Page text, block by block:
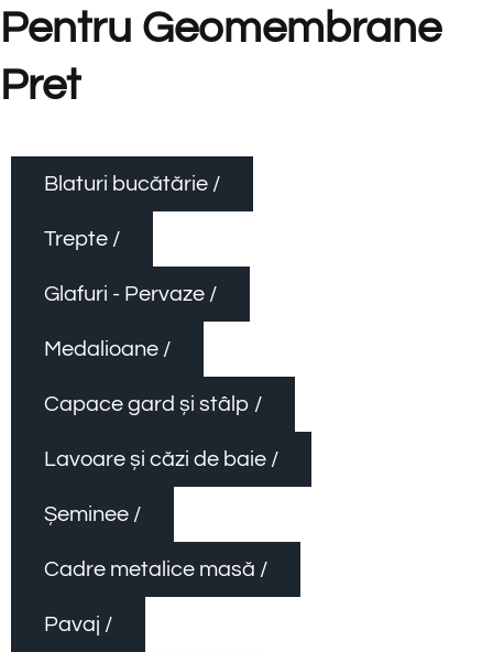
Pentru Geomembrane
Pret
Blaturi bucătărie /
Trepte /
Glafuri - Pervaze /
Medalioane /
Capace gard și stâlp /
Lavoare și căzi de baie /
Șeminee /
Cadre metalice masă /
Pavaj /